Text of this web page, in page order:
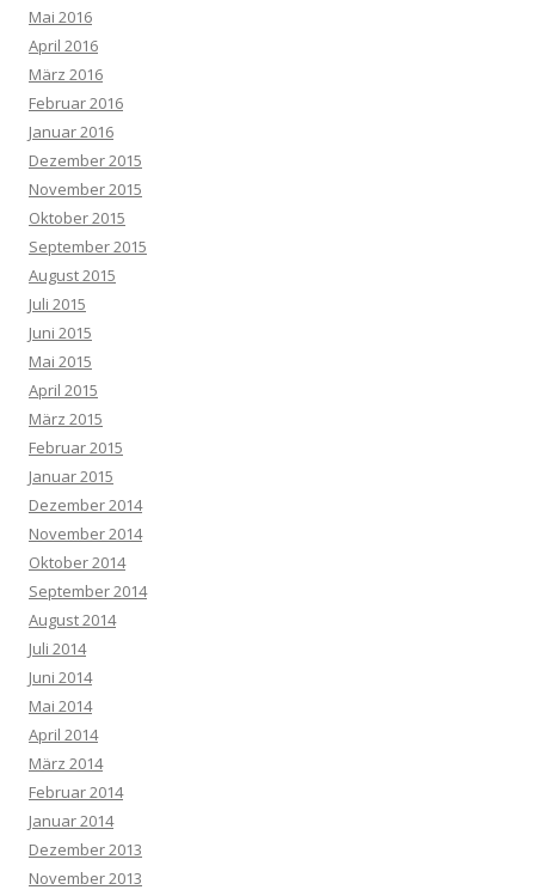
Mai 2016
April 2016
März 2016
Februar 2016
Januar 2016
Dezember 2015
November 2015
Oktober 2015
September 2015
August 2015
Juli 2015
Juni 2015
Mai 2015
April 2015
März 2015
Februar 2015
Januar 2015
Dezember 2014
November 2014
Oktober 2014
September 2014
August 2014
Juli 2014
Juni 2014
Mai 2014
April 2014
März 2014
Februar 2014
Januar 2014
Dezember 2013
November 2013